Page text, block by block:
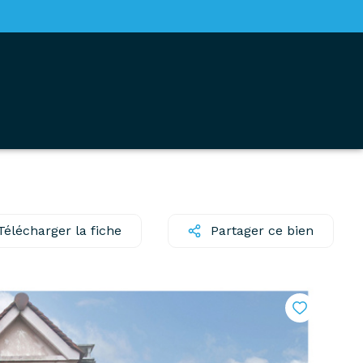
la fiche Partager ce bien